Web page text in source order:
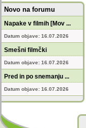
Novo na forumu
Napake v filmih [Mov ...
Datum objave: 16.07.2026
Smešni filmčki
Datum objave: 16.07.2026
Pred in po snemanju ...
Datum objave: 16.07.2026